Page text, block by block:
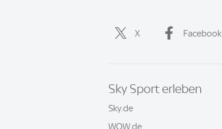
X Facebook
Sky Sport erleben
Sky.de
WOW.de